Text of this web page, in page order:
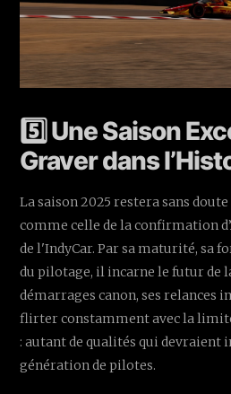
5️⃣ Une Saison
Graver dans
La saison 2025 restera sans
comme celle de la confirmation
de l'IndyCar. Par sa maturité, sa
du pilotage, il incarne le futur de
démarrages canon, ses relances
flirter constamment avec la
: autant de qualités qui devraient
génération de pilotes.